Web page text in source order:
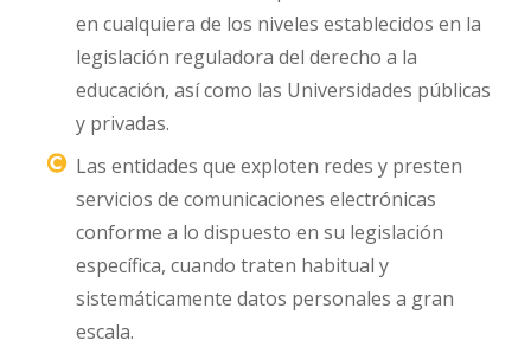
en cualquiera de los niveles establecidos en la
legislación reguladora del derecho a la
educación, así como las Universidades públicas
y privadas.
Las entidades que exploten redes y presten
servicios de comunicaciones electrónicas
conforme a lo dispuesto en su legislación
específica, cuando traten habitual y
sistemáticamente datos personales a gran
escala.